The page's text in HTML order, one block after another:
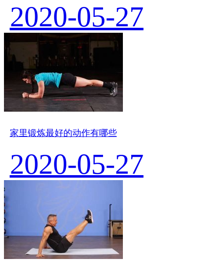
2020-05-27
家里锻炼最好的动作有哪些
2020-05-27